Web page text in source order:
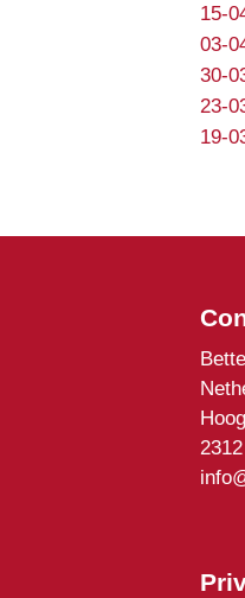
15-
03-
30-
23-
19-